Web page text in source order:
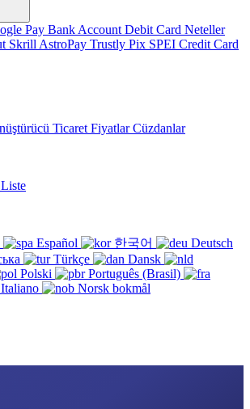
Pay Bank Account Debit Card Neteller
Skrill AstroPay Trustly Pix SPEI Credit Card
Ticaret FiyatlarCüzdanlar
Liste
Español 한국어
Deutsch
Türkçe
Dansk
Polski
Português (Brasil)
Italiano
Norsk bokmål